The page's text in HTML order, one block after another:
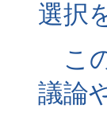
選択
こ
議論